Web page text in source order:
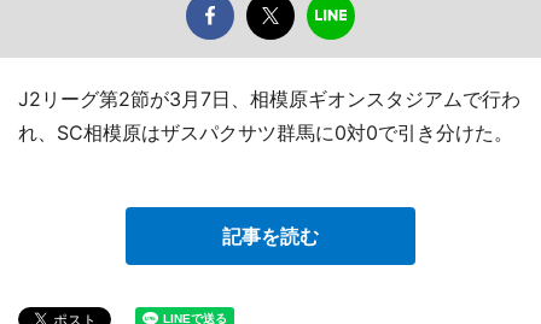
J2リーグ第2節が3月7日、相模原ギオンスタジアムで行わ
れ、SC相模原はザスパクサツ群馬に0対0で引き分けた。
記事を読む